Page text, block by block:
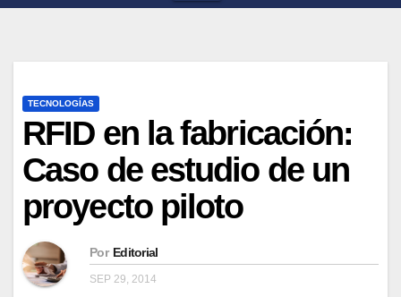
TECNOLOGÍAS
RFID en la fabricación:
Caso de estudio de un
proyecto piloto
Por Editorial
SEP 29, 2014